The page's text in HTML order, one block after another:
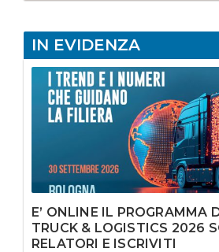
IN EVIDENZA
E’ ONLINE IL PROGRAMMA
TRUCK & LOGISTICS 2026
RELATORI E ISCRIVITI